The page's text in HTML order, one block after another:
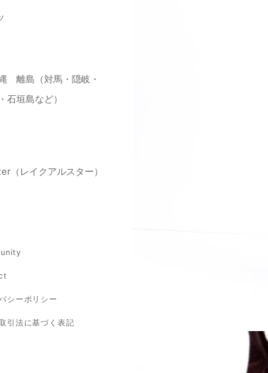
離島（対馬・隠岐・
石垣島など）
（レイクアルスター）
シーポリシー
引法に基づく表記